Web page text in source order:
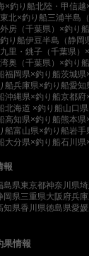
×釣り船北陸・甲信越
北×釣り船三浦半島
外房（千葉県）×釣り船
り船伊豆半島（静岡
里・銚子（千葉県）
奥（千葉県）×釣り船
福岡県×釣り船茨城県
船兵庫県×釣り船愛知
沖縄県×釣り船京都府
北海道 ×釣り船山口
高知県×釣り船熊本県
船富山県×釣り船岩手
大分県×釣り船石川県
報
島県東京都神奈川県
岡県三重県大阪府兵
知県香川県徳島県愛
果情報